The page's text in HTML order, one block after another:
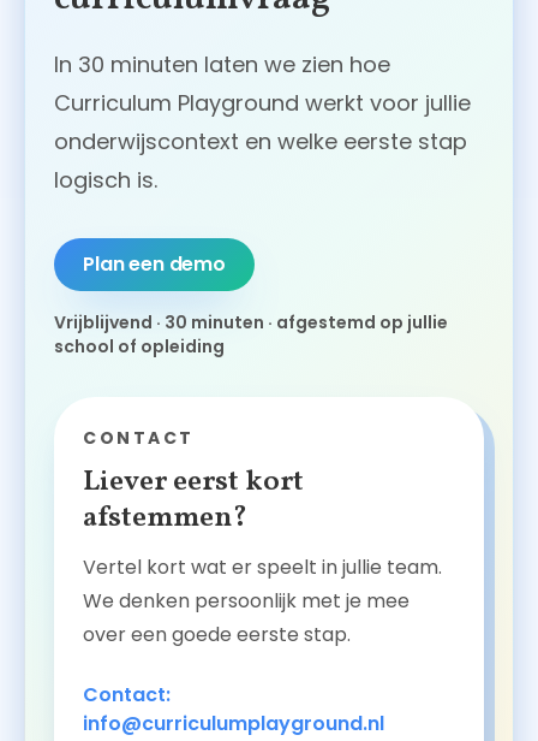
In 30 minuten laten we zien hoe
Curriculum Playground werkt voor jullie
onderwijscontext en welke eerste stap
logisch is.
Plan een demo
Vrijblijvend · 30 minuten · afgestemd op jullie
school of opleiding
CONTACT
Liever eerst kort
afstemmen?
Vertel kort wat er speelt in jullie team.
We denken persoonlijk met je mee
over een goede eerste stap.
Contact:
info@curriculumplayground.nl